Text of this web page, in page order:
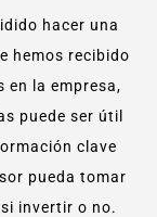
hacer una
hemos recibido
en la empresa,
puede ser útil
clave
pueda tomar
invertir o no.